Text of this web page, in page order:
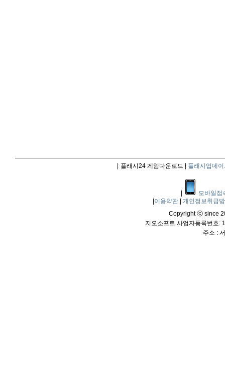
플래시24 게임다운로드 | 플래시업데이
모바일접
이용약관
개인정보취급
Copyright ⓒ since
지오소프트 사업자등록번호:
주소 :